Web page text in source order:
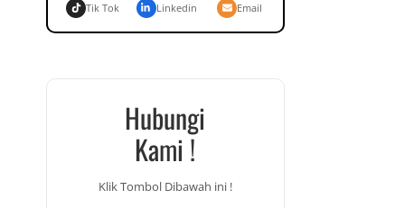
Tik Tok Linkedin Email
Hubungi
Kami !
Klik Tombol Dibawah ini !